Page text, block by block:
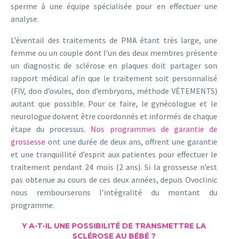
sperme à une équipe spécialisée pour en effectuer une
analyse.
L’éventail des traitements de PMA étant très large, une
femme ou un couple dont l’un des deux membres présente
un diagnostic de sclérose en plaques doit partager son
rapport médical afin que le traitement soit personnalisé
(FIV, don d’ovules, don d’embryons, méthode VÊTEMENTS)
autant que possible. Pour ce faire, le gynécologue et le
neurologue doivent être coordonnés et informés de chaque
étape du processus. Nos programmes de garantie de
grossesse ont une durée de deux ans, offrent une garantie
et une tranquillité d’esprit aux patientes pour effectuer le
traitement pendant 24 mois (2 ans). Si la grossesse n’est
pas obtenue au cours de ces deux années, depuis Ovoclinic
nous rembourserons l’intégralité du montant du
programme.
Y A-T-IL UNE POSSIBILITÉ DE TRANSMETTRE LA
SCLÉROSE AU BÉBÉ ?